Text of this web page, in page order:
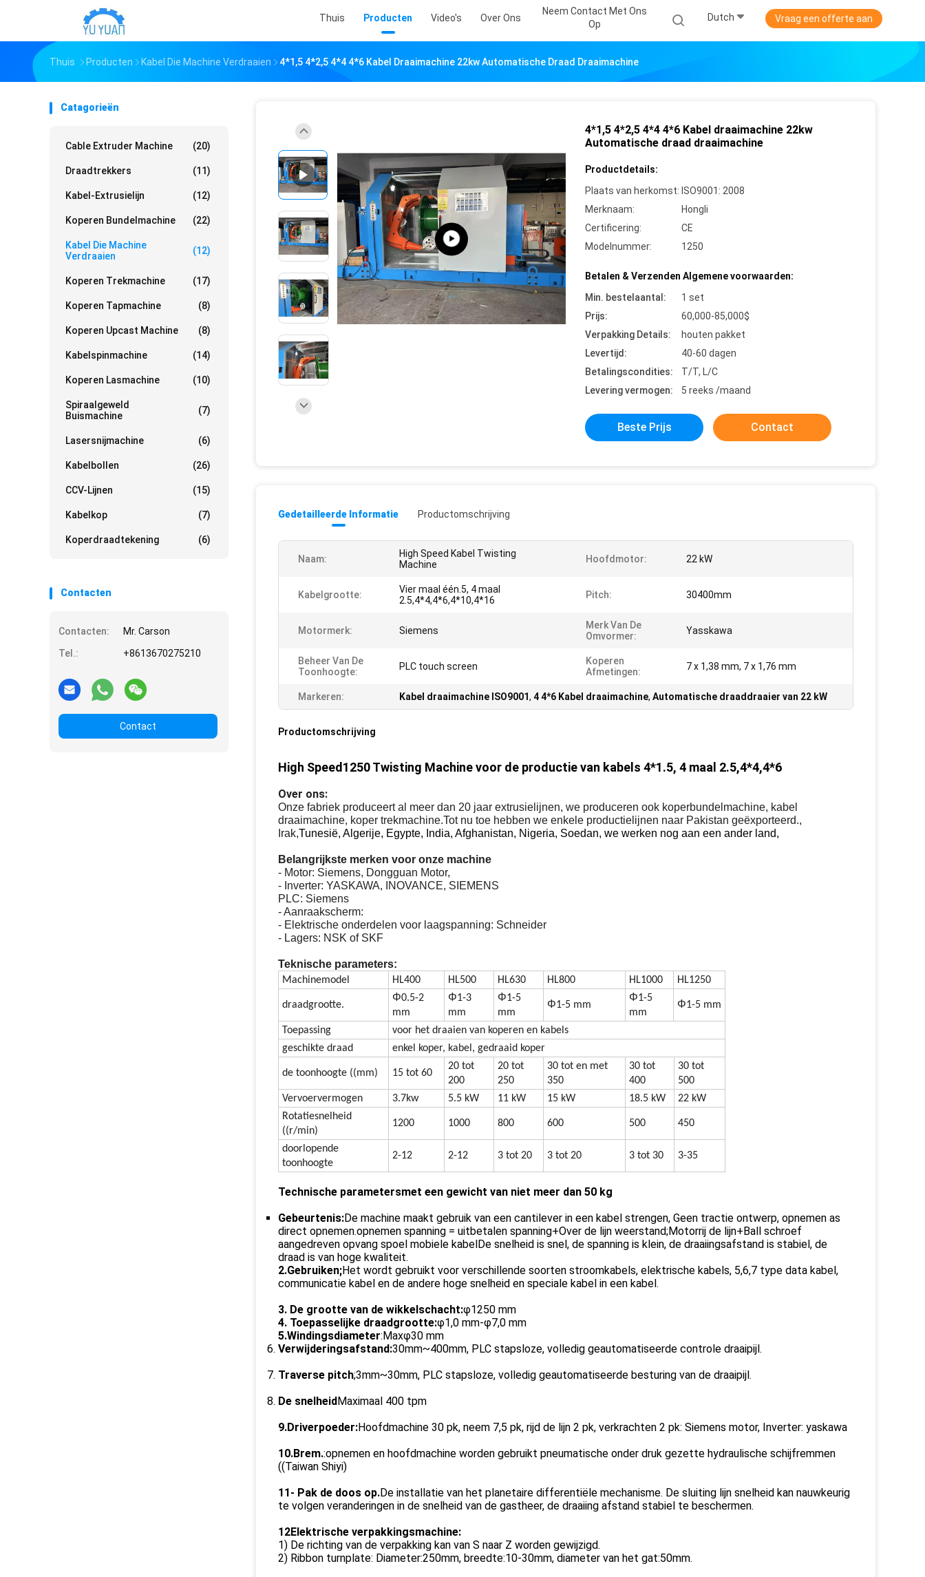
Thuis Producten Video's Over Ons
Neem Contact Met Ons
Op
Dutch Vraag een offerte aan
Thuis Producten Kabel Die Machine Verdraaien 4*1,5 4*2,5 4*4 4*6 Kabel Draaimachine 22kw Automatische Draad Draaimachine
Catagorieën
Cable Extruder Machine (20)
Draadtrekkers (11)
Kabel-Extrusielijn (12)
Koperen Bundelmachine (22)
Kabel Die Machine
Verdraaien
(12)
Koperen Trekmachine (17)
Koperen Tapmachine (8)
Koperen Upcast Machine (8)
Kabelspinmachine (14)
Koperen Lasmachine (10)
Spiraalgeweld
Buismachine
(7)
Lasersnijmachine (6)
Kabelbollen (26)
CCV-Lijnen (15)
Kabelkop (7)
Koperdraadtekening (6)
Contacten
Contacten:
Mr. Carson
Tel.:
+8613670275210
Contact
4*1,5 4*2,5 4*4 4*6 Kabel draaimachine 22kw
Automatische draad draaimachine
Productdetails:
Plaats van herkomst: ISO9001: 2008
Merknaam:
Hongli
Certificering:
CE
Modelnummer:
1250
Betalen & Verzenden Algemene voorwaarden:
Min. bestelaantal:
1 set
Prijs:
60,000-85,000$
Verpakking Details:
houten pakket
Levertijd:
40-60 dagen
Betalingscondities:
T/T, L/C
Levering vermogen:
5 reeks /maand
Beste Prijs Contact
Gedetailleerde Informatie Productomschrijving
Naam:
High Speed Kabel Twisting
Machine
Hoofdmotor: 22 kW
Kabelgrootte:
Vier maal één.5, 4 maal
2.5,4*4,4*6,4*10,4*16
Pitch: 30400mm
Motormerk: Siemens
Merk Van De
Omvormer:
Yasskawa
Beheer Van De
Toonhoogte:
PLC touch screen
Koperen
Afmetingen:
7 x 1,38 mm, 7 x 1,76 mm
Markeren: Kabel draaimachine ISO9001, 4 4*6 Kabel draaimachine, Automatische draaddraaier van 22 kW
Productomschrijving
High Speed1250 Twisting Machine voor de productie van kabels 4*1.5, 4 maal 2.5,4*4,4*6
Over ons:
Onze fabriek produceert al meer dan 20 jaar extrusielijnen, we produceren ook koperbundelmachine, kabel
draaimachine, koper trekmachine.Tot nu toe hebben we enkele productielijnen naar Pakistan geëxporteerd.,
Irak,Tunesië, Algerije, Egypte, India, Afghanistan, Nigeria, Soedan, we werken nog aan een ander land,
Belangrijkste merken voor onze machine
- Motor: Siemens, Dongguan Motor,
- Inverter: YASKAWA, INOVANCE, SIEMENS
PLC: Siemens
- Aanraakscherm:
- Elektrische onderdelen voor laagspanning: Schneider
- Lagers: NSK of SKF
Teknische parameters:
Machinemodel HL400 HL500 HL630 HL800 HL1000 HL1250
draadgrootte.
Φ0.5-2
mm
Φ1-3
mm
Φ1-5
mm
Φ1-5 mm
Φ1-5
mm
Φ1-5 mm
Toepassing
voor het draaien van koperen en kabels
geschikte draad
enkel koper, kabel, gedraaid koper
de toonhoogte ((mm) 15 tot 60
20 tot
200
20 tot
250
30 tot en met
350
30 tot
400
30 tot
500
Vervoervermogen
3.7kw 5.5 kW 11 kW 15 kW 18.5 kW
22 kW
Rotatiesnelheid
((r/min)
1200 1000 800 600 500 450
doorlopende
toonhoogte
2-12 2-12 3 tot 20 3 tot 20 3 tot 30 3-35
Technische parametersmet een gewicht van niet meer dan 50 kg
Gebeurtenis:De machine maakt gebruik van een cantilever in een kabel strengen, Geen tractie ontwerp, opnemen as
direct opnemen.opnemen spanning = uitbetalen spanning+Over de lijn weerstand;Motorrij de lijn+Ball schroef
aangedreven opvang spoel mobiele kabelDe snelheid is snel, de spanning is klein, de draaiingsafstand is stabiel, de
draad is van hoge kwaliteit.
2.Gebruiken;Het wordt gebruikt voor verschillende soorten stroomkabels, elektrische kabels, 5,6,7 type data kabel,
communicatie kabel en de andere hoge snelheid en speciale kabel in een kabel.
3. De grootte van de wikkelschacht:φ1250 mm
4. Toepasselijke draadgrootte:φ1,0 mm-φ7,0 mm
5.Windingsdiameter:Maxφ30 mm
Verwijderingsafstand:30mm~400mm, PLC stapsloze, volledig geautomatiseerde controle draaipijl.
Traverse pitch;3mm~30mm, PLC stapsloze, volledig geautomatiseerde besturing van de draaipijl.
De snelheidMaximaal 400 tpm
9.Driverpoeder:Hoofdmachine 30 pk, neem 7,5 pk, rijd de lijn 2 pk, verkrachten 2 pk: Siemens motor, Inverter: yaskawa
10.Brem.:opnemen en hoofdmachine worden gebruikt pneumatische onder druk gezette hydraulische schijfremmen
((Taiwan Shiyi)
11- Pak de doos op.De installatie van het planetaire differentiële mechanisme. De sluiting lijn snelheid kan nauwkeurig
te volgen veranderingen in de snelheid van de gastheer, de draaiing afstand stabiel te beschermen.
12Elektrische verpakkingsmachine:
1) De richting van de verpakking kan van S naar Z worden gewijzigd.
2) Ribbon turnplate: Diameter:250mm, breedte:10-30mm, diameter van het gat:50mm.